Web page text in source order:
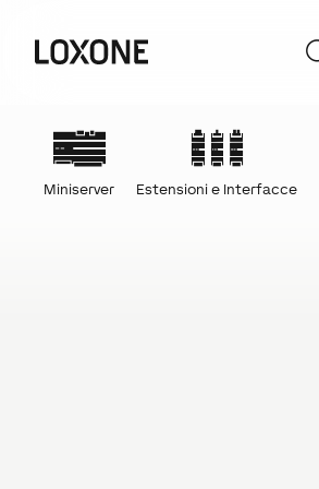
Miniserver Estensioni e Interfacce